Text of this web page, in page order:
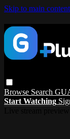
Skip to main content
Browse Search
Start Watching